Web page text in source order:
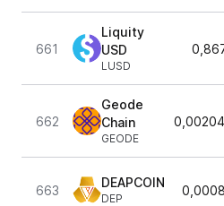
661
Liquity
USD
LUSD
662
Geode
Chain
GEODE
663
DEAPCOIN
DEP